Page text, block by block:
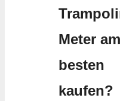
Meter am
besten
kaufen?